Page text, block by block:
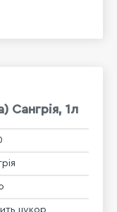
Сангрія, 1л
цукор